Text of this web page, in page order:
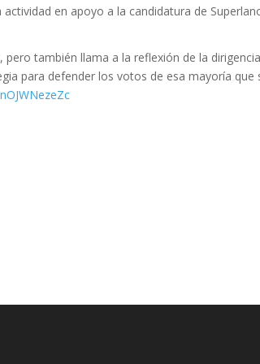
en apoyo a la candidatura de
también llama a la reflexión de la
para defender los votos de esa mayoría que